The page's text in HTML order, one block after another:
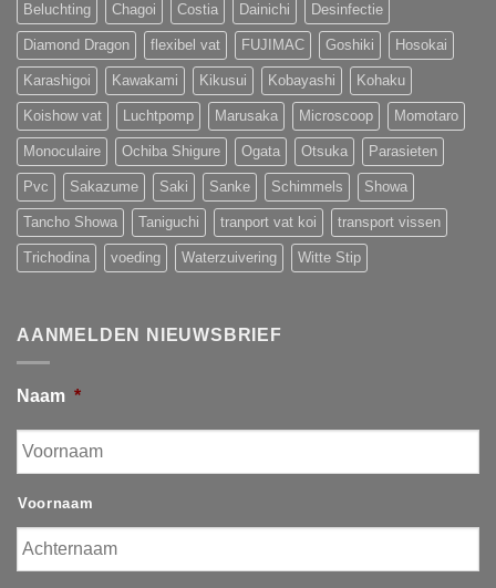
Beluchting Chagoi Costia Dainichi Desinfectie
Diamond Dragon flexibel vat FUJIMAC Goshiki Hosokai
Karashigoi Kawakami Kikusui Kobayashi Kohaku
Koishow vat Luchtpomp Marusaka Microscoop Momotaro
Monoculaire Ochiba Shigure Ogata Otsuka Parasieten
Pvc Sakazume Saki Sanke Schimmels Showa
Tancho Showa Taniguchi tranport vat koi transport vissen
Trichodina voeding Waterzuivering Witte Stip
AANMELDEN NIEUWSBRIEF
Naam *
Voornaam